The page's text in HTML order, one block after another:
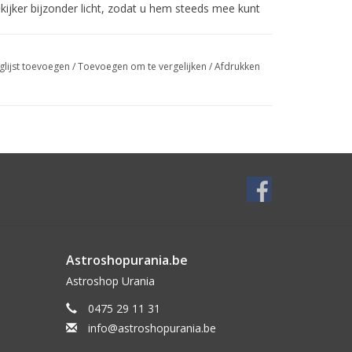
bijzonder licht, zodat u hem steeds mee kunt
het observeren, aangezien beeldafwijkingen
aan de rand.
oculairs op elk moment verwisselen. Gebruik ook
toevoegen /Toevoegen om te vergelijken /Afdrukken
Astroshopurania.be
Astroshop Urania
0475 29 11 31
info@astroshopurania.be